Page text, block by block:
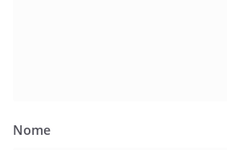
Nome